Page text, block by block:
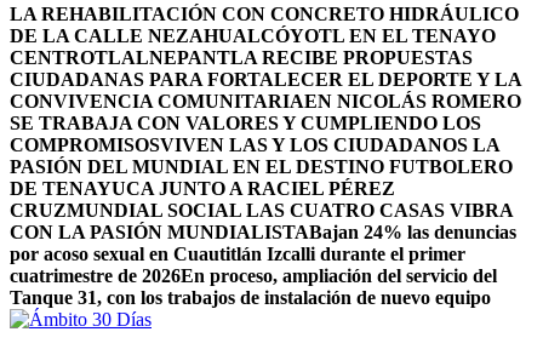
LA REHABILITACIÓN CON CONCRETO HIDRÁULICO
DE LA CALLE NEZAHUALCÓYOTL EN EL TENAYO
CENTROTLALNEPANTLA RECIBE PROPUESTAS
CIUDADANAS PARA FORTALECER EL DEPORTE Y LA
CONVIVENCIA COMUNITARIAEN NICOLÁS ROMERO
SE TRABAJA CON VALORES Y CUMPLIENDO LOS
COMPROMISOSVIVEN LAS Y LOS CIUDADANOS LA
PASIÓN DEL MUNDIAL EN EL DESTINO FUTBOLERO
DE TENAYUCA JUNTO A RACIEL PÉREZ
CRUZMUNDIAL SOCIAL LAS CUATRO CASAS VIBRA
CON LA PASIÓN MUNDIALISTABajan 24% las denuncias
por acoso sexual en Cuautitlán Izcalli durante el primer
cuatrimestre de 2026En proceso, ampliación del servicio del
Tanque 31, con los trabajos de instalación de nuevo equipo